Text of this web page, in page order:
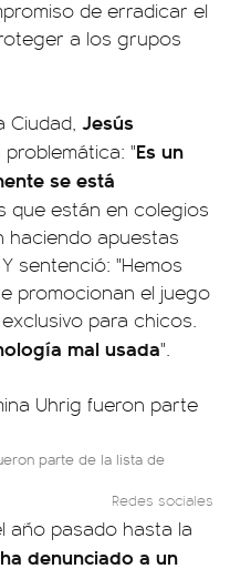
de erradicar el
a los grupos
Ciudad, Jesús
"Es un
se está
que están en colegios
haciendo apuestas
sentenció: "Hemos
promocionan el juego
para chicos.
mal usada".
parte de la lista de
Redes sociales
año pasado hasta la
denunciado a un